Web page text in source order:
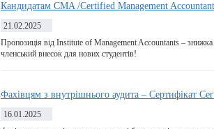
Кандидатам CMA /Certified Management
21.02.2025
Пропозиція від Institute of Management Accountants – знижка
членський внесок для нових студентів!
Фахівцям з внутрішнього аудита – Сертифікат
16.01.2025